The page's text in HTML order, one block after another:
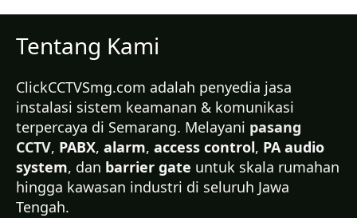
Tentang Kami
ClickCCTVSmg.com adalah penyedia jasa
instalasi sistem keamanan & komunikasi
terpercaya di Semarang. Melayani pasang
CCTV, PABX, alarm, access control, PA audio
system, dan barrier gate untuk skala rumahan
hingga kawasan industri di seluruh Jawa
Tengah.